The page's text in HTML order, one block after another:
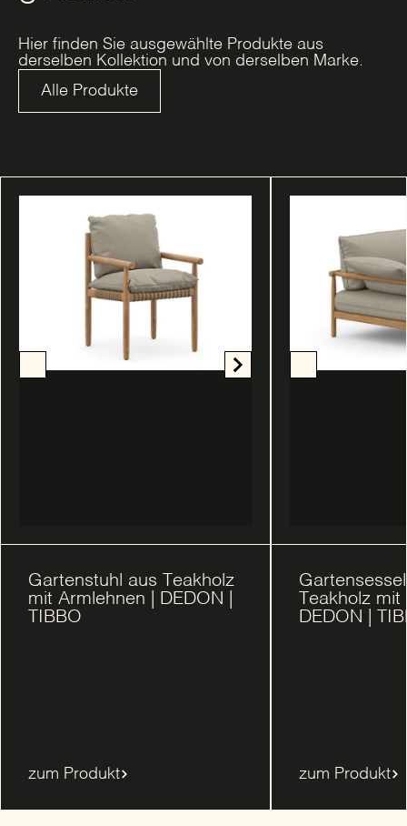
Hier finden Sie ausgewählte Produkte aus
derselben Kollektion und von derselben Marke.
Alle Produkte
Gartenstuhl aus Teakholz
mit Armlehnen | DEDON |
TIBBO
zum Produkt
Teakholz
DEDON |
zum Produkt